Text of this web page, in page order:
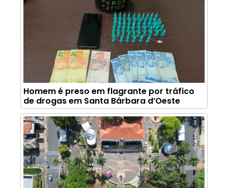
Homem é preso em flagrante por tráfico
de drogas em Santa Bárbara d’Oeste